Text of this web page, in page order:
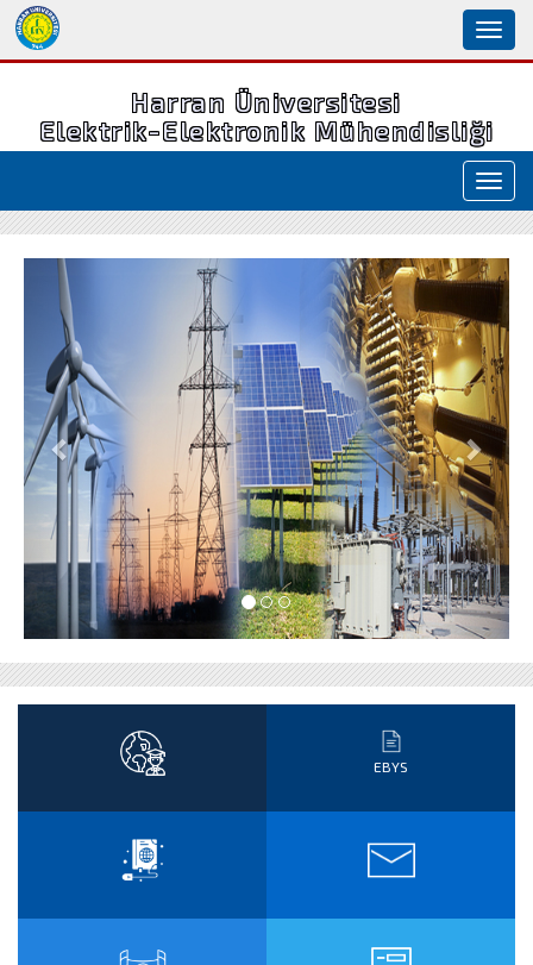
Harran Üniversitesi
Elektrik-Elektronik Mühendisliği
Geri İleri
EBYS